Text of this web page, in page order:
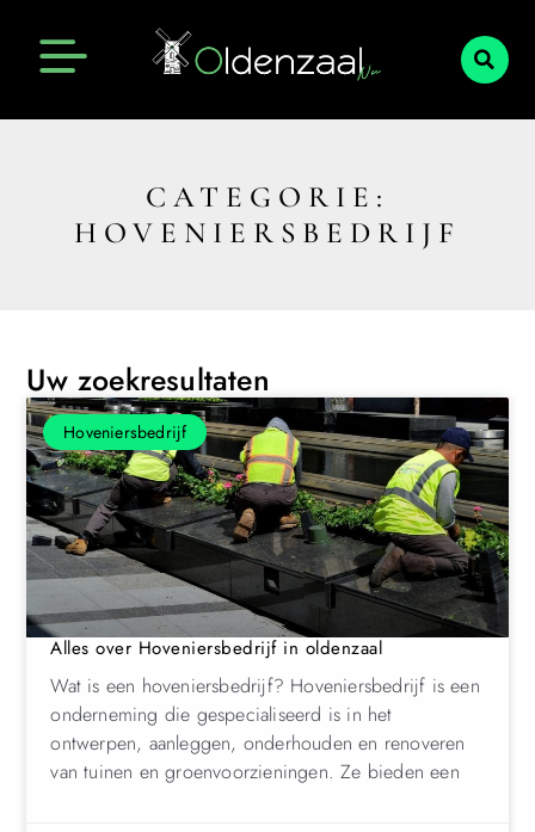
CATEGORIE:
HOVENIERSBEDRIJF
Uw zoekresultaten
Hoveniersbedrijf
Alles over Hoveniersbedrijf in oldenzaal
Wat is een hoveniersbedrijf? Hoveniersbedrijf is een
onderneming die gespecialiseerd is in het
ontwerpen, aanleggen, onderhouden en renoveren
van tuinen en groenvoorzieningen. Ze bieden een